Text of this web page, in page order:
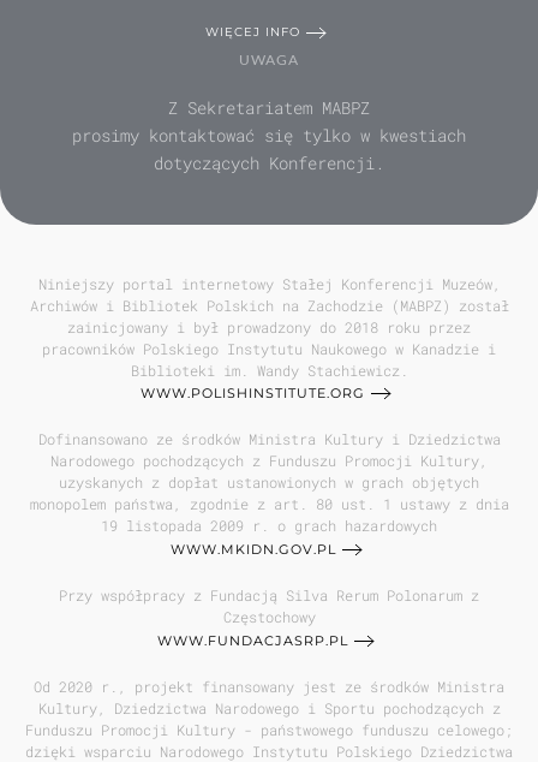
WIĘCEJ INFO
UWAGA
Z Sekretariatem MABPZ
prosimy kontaktować się tylko w kwestiach
dotyczących Konferencji.
Niniejszy portal internetowy Stałej Konferencji Muzeów,
Archiwów i Bibliotek Polskich na Zachodzie (MABPZ) został
zainicjowany i był prowadzony do 2018 roku przez
pracowników Polskiego Instytutu Naukowego w Kanadzie i
Biblioteki im. Wandy Stachiewicz.
WWW.POLISHINSTITUTE.ORG
Dofinansowano ze środków Ministra Kultury i Dziedzictwa
Narodowego pochodzących z Funduszu Promocji Kultury,
uzyskanych z dopłat ustanowionych w grach objętych
monopolem państwa, zgodnie z art. 80 ust. 1 ustawy z dnia
19 listopada 2009 r. o grach hazardowych
WWW.MKIDN.GOV.PL
Przy współpracy z Fundacją Silva Rerum Polonarum z
Częstochowy
WWW.FUNDACJASRP.PL
Od 2020 r., projekt finansowany jest ze środków Ministra
Kultury, Dziedzictwa Narodowego i Sportu pochodzących z
Funduszu Promocji Kultury - państwowego funduszu celowego;
dzięki wsparciu Narodowego Instytutu Polskiego Dziedzictwa